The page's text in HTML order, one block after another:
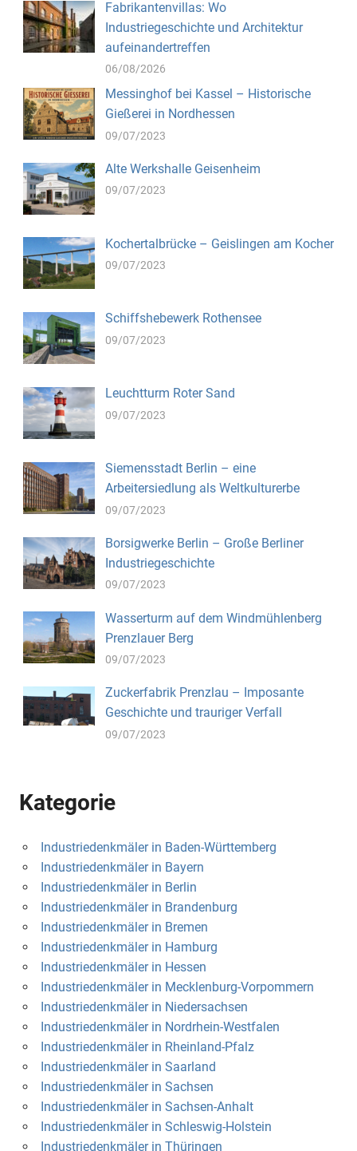
Fabrikantenvillas: Wo
Industriegeschichte und Architektur
aufeinandertreffen
06/08/2026
Messinghof bei Kassel – Historische
Gießerei in Nordhessen
09/07/2023
Alte Werkshalle Geisenheim
09/07/2023
Kochertalbrücke – Geislingen am Kocher
09/07/2023
Schiffshebewerk Rothensee
09/07/2023
Leuchtturm Roter Sand
09/07/2023
Siemensstadt Berlin – eine
Arbeitersiedlung als Weltkulturerbe
09/07/2023
Borsigwerke Berlin – Große Berliner
Industriegeschichte
09/07/2023
Wasserturm auf dem Windmühlenberg
Prenzlauer Berg
09/07/2023
Zuckerfabrik Prenzlau – Imposante
Geschichte und trauriger Verfall
09/07/2023
Kategorie
Industriedenkmäler in Baden-Württemberg
Industriedenkmäler in Bayern
Industriedenkmäler in Berlin
Industriedenkmäler in Brandenburg
Industriedenkmäler in Bremen
Industriedenkmäler in Hamburg
Industriedenkmäler in Hessen
Industriedenkmäler in Mecklenburg-Vorpommern
Industriedenkmäler in Niedersachsen
Industriedenkmäler in Nordrhein-Westfalen
Industriedenkmäler in Rheinland-Pfalz
Industriedenkmäler in Saarland
Industriedenkmäler in Sachsen
Industriedenkmäler in Sachsen-Anhalt
Industriedenkmäler in Schleswig-Holstein
Industriedenkmäler in Thüringen